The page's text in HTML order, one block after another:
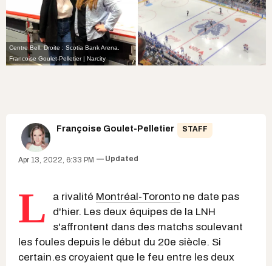
Centre Bell. Droite : Scotia Bank Arena.
Francoise Goulet-Pelletier | Narcity
Françoise Goulet-Pelletier STAFF
Apr 13, 2022, 6:33 PM Updated
L a rivalité Montréal-Toronto ne date pas
d'hier. Les deux équipes de la LNH
s'affrontent dans des matchs soulevant
les foules depuis le début du 20e siècle. Si
certain.es croyaient que le feu entre les deux